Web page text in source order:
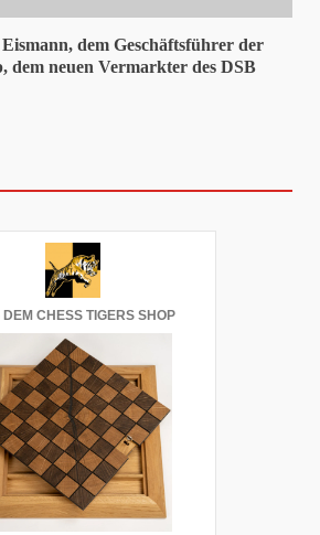
dem Geschäftsführer der
dem neuen Vermarkter des DSB
CHESS TIGERS SHOP